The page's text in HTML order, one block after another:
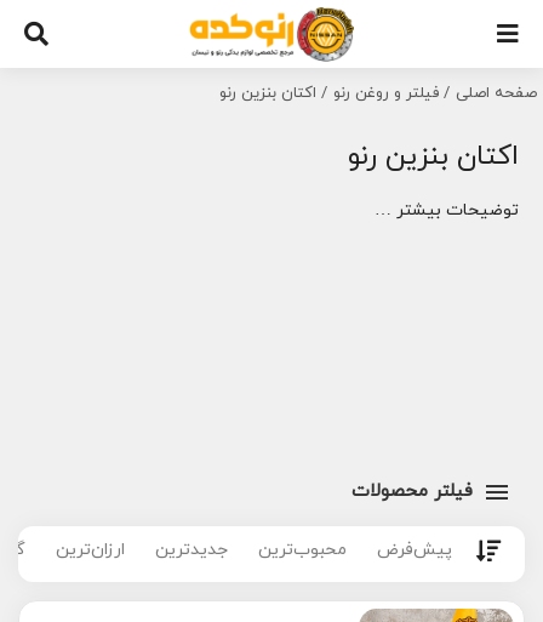
content
صفحه اصلی فیلتر و روغن رنو اکتان بنزین رنو
اکتان بنزین رنو
توضیحات بیشتر …
فیلتر محصولات
پیش‌فرض محبوب‌ترین جدیدترین ارزان‌ترین